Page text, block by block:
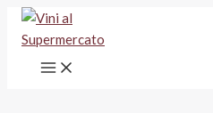
Vai
contenuto